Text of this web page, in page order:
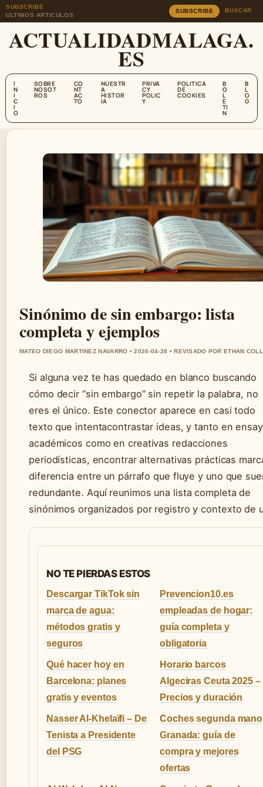
SUBSCRIBE
ULTIMOS ARTICULOS
SUBSCRIBE BUSCAR
ACTUALIDADMALAGA.
ES
I
N
I
C
I
O
SOBRE
NOSOT
ROS
CO
NT
AC
TO
NUESTR
A
HISTOR
IA
PRIVA
CY
POLIC
Y
POLITICA
DE
COOKIES
B
O
L
E
TI
N
B
L
O
G
Sinónimo de sin embargo: lista
completa y ejemplos
MATEO DIEGO MARTINEZ NAVARRO • 2026-04-28 • REVISADO POR ETHAN
Si alguna vez te has quedado en blanco buscando
cómo decir “sin embargo” sin repetir la palabra, no
eres el único. Este conector aparece en casi todo
texto que intentacontrastar ideas, y tanto en
académicos como en creativas redacciones
periodísticas, encontrar alternativas prácticas
diferencia entre un párrafo que fluye y uno que
redundante. Aquí reunimos una lista completa de
sinónimos organizados por registro y contexto de
NO TE PIERDAS ESTOS
Descargar TikTok sin
marca de agua:
métodos gratis y
seguros
Prevencion10.es
empleadas de hogar:
guía completa y
obligatoria
Qué hacer hoy en
Barcelona: planes
gratis y eventos
Horario barcos
Algeciras Ceuta 2025 –
Precios y duración
Nasser Al-Khelaïfi – De
Tenista a Presidente
del PSG
Coches segunda mano
Granada: guía de
compra y mejores
ofertas